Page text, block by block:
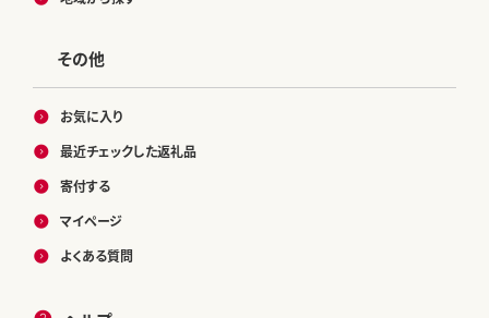
その他
お気に入り
最近チェックした返礼品
寄付する
マイページ
よくある質問